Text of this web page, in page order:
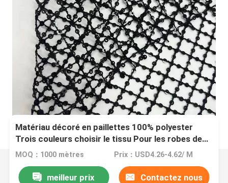
Matériau décoré en paillettes 100% polyester
Trois couleurs choisir le tissu Pour les robes de
fête
MOQ：1000 mètres Prix：USD4.26-4.62/ M
meilleur prix Contactez nous